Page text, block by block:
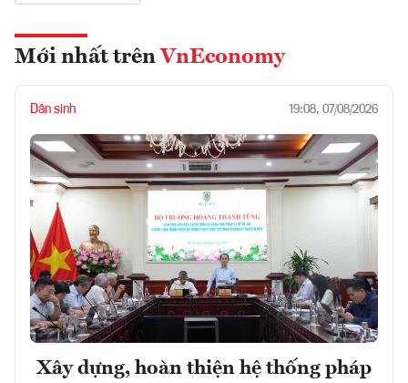
Mới nhất trên VnEconomy
Dân sinh 19:08, 07/08/2026
Xây dựng, hoàn thiện hệ thống pháp